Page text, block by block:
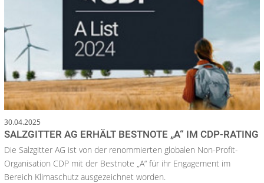
30.04.2025
SALZGITTER AG ERHÄLT BESTNOTE „A“ IM CDP-RATING
Die Salzgitter AG ist von der renommierten globalen Non-Profit-
Organisation CDP mit der Bestnote „A“ für ihr Engagement im
Bereich Klimaschutz ausgezeichnet worden.